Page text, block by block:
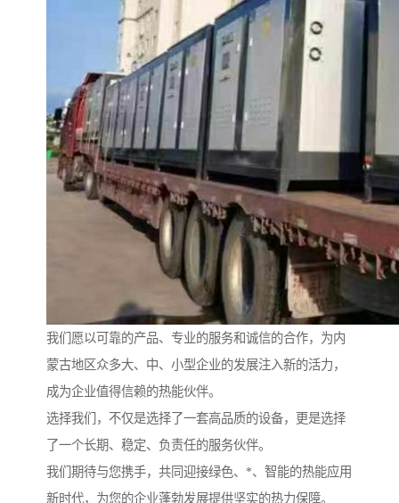
我们愿以可靠的产品、专业的服务和诚信的合作，为内
蒙古地区众多大、中、小型企业的发展注入新的活力，
成为企业值得信赖的热能伙伴。
选择我们，不仅是选择了一套高品质的设备，更是选择
了一个长期、稳定、负责任的服务伙伴。
我们期待与您携手，共同迎接绿色、*、智能的热能应用
新时代，为您的企业蓬勃发展提供坚实的热力保障。